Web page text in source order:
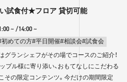
い試食付★フロア 貸切可能
~ /14:00~
初めての方#平日開催#相談会#試食会
グランシェフがその場でコースのご紹介！
プル様に寄り添い、おもてなしにこだわる
その限定コンテンツ。今だけの期間限定